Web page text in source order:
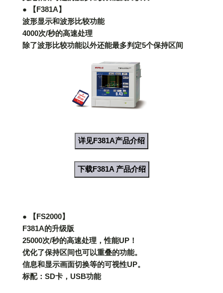
● 【F381A】
波形显示和波形比较功能
4000次/秒的高速处理
除了波形比较功能以外还能最多判定5个保持区间
详见F381A产品介绍
下载F381A 产品介绍
● 【FS2000】
F381A的升级版
25000次/秒的高速处理，性能UP！
优化了保持区间也可以重叠的功能。
信息和显示画面切换等的可视性UP。
标配：SD卡，USB功能